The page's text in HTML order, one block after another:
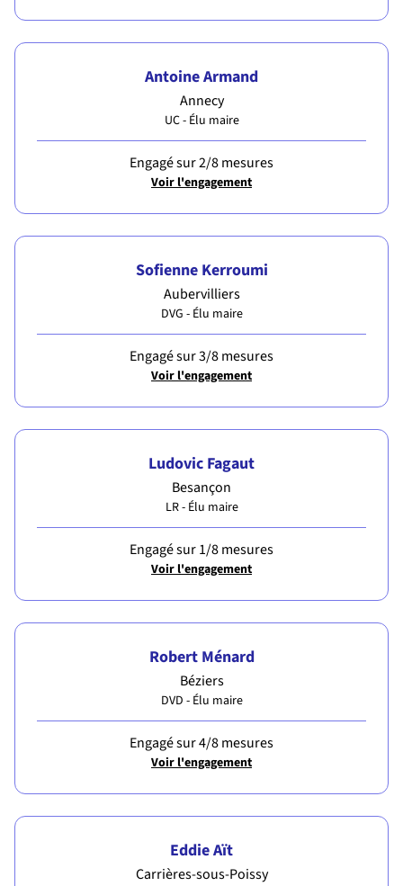
Antoine Armand
Annecy
UC - Élu maire
Engagé sur 2/8 mesures
Voir l'engagement
Sofienne Kerroumi
Aubervilliers
DVG - Élu maire
Engagé sur 3/8 mesures
Voir l'engagement
Ludovic Fagaut
Besançon
LR - Élu maire
Engagé sur 1/8 mesures
Voir l'engagement
Robert Ménard
Béziers
DVD - Élu maire
Engagé sur 4/8 mesures
Voir l'engagement
Eddie Aït
Carrières-sous-Poissy